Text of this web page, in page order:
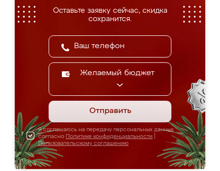
Оставьте заявку сейчас, скидка
сохранится.
Желаемый бюджет
Отправить
Я соглашаюсь на передачу персональных данных
согласно Политике конфиденциальности
Пользовательскому соглашению